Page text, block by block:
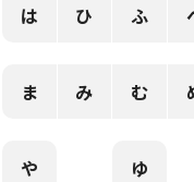
は ひ ふ
ま み む
や ゆ